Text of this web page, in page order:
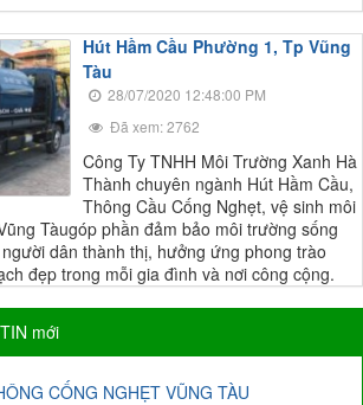
Hút Hầm Cầu Phường 1, Tp Vũng
Tàu
28/07/2020 12:48:00 PM
Đã xem: 2762
Công Ty TNHH Môi Trường Xanh Hà
Thành chuyên ngành Hút Hầm Cầu,
Thông Cầu Cống Nghẹt, vệ sinh môi
Tàugóp phần đảm bảo môi trường sống
dân thành thị, hưởng ứng phong trào
đẹp trong mỗi gia đình và nơi công cộng.
mới
CỐNG NGHẸT VŨNG TÀU